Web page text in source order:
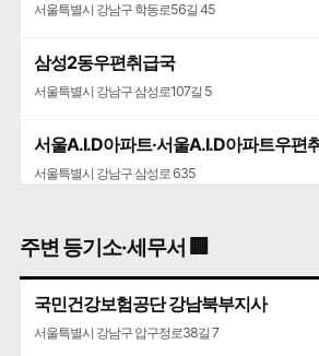
서울특별시 강남구 학동로56길 45
삼성2동우편취급국
서울특별시 강남구 삼성로107길 5
서울A.I.D아파트·서울A.I.D아파트우편
서울특별시 강남구 삼성로 635
서울특별시 강남구 도산대로 507
코엑스
서울특별시 강남구 영동대로 513
주변 등기소·세무서 🏢
국민건강보험공단 강남북부지사
서울특별시 강남구 압구정로38길 7